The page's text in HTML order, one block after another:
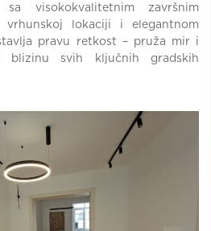
visokokvalitetnim završnim
vrhunskoj lokaciji i elegantnom
pravu retkost – pruža mir i
blizinu svih ključnih gradskih